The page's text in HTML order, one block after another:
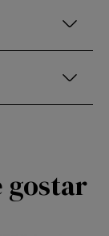
gostar